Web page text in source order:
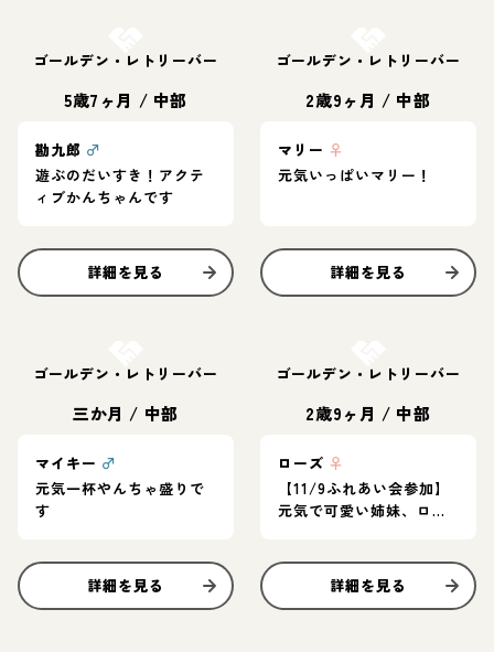
ゴールデン・レトリーバー
5歳7ヶ月 / 中部
勘九郎 ♂
遊ぶのだいすき！アクテ
ィブかんちゃんです
詳細を見る
ゴールデン・レトリーバー
2歳9ヶ月 / 中部
マリー ♀
元気いっぱいマリー！
詳細を見る
ゴールデン・レトリーバー
三か月 / 中部
マイキー ♂
元気一杯やんちゃ盛りで
す
詳細を見る
ゴールデン・レトリーバー
2歳9ヶ月 / 中部
ローズ ♀
【11/9ふれあい会参加】
元気で可愛い姉妹、ロー
詳細を見る